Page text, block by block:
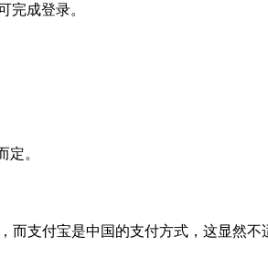
完成登录。
定。
支付宝是中国的支付方式，这显然